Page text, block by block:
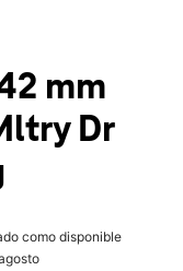
78223mm
Dr
como disponible